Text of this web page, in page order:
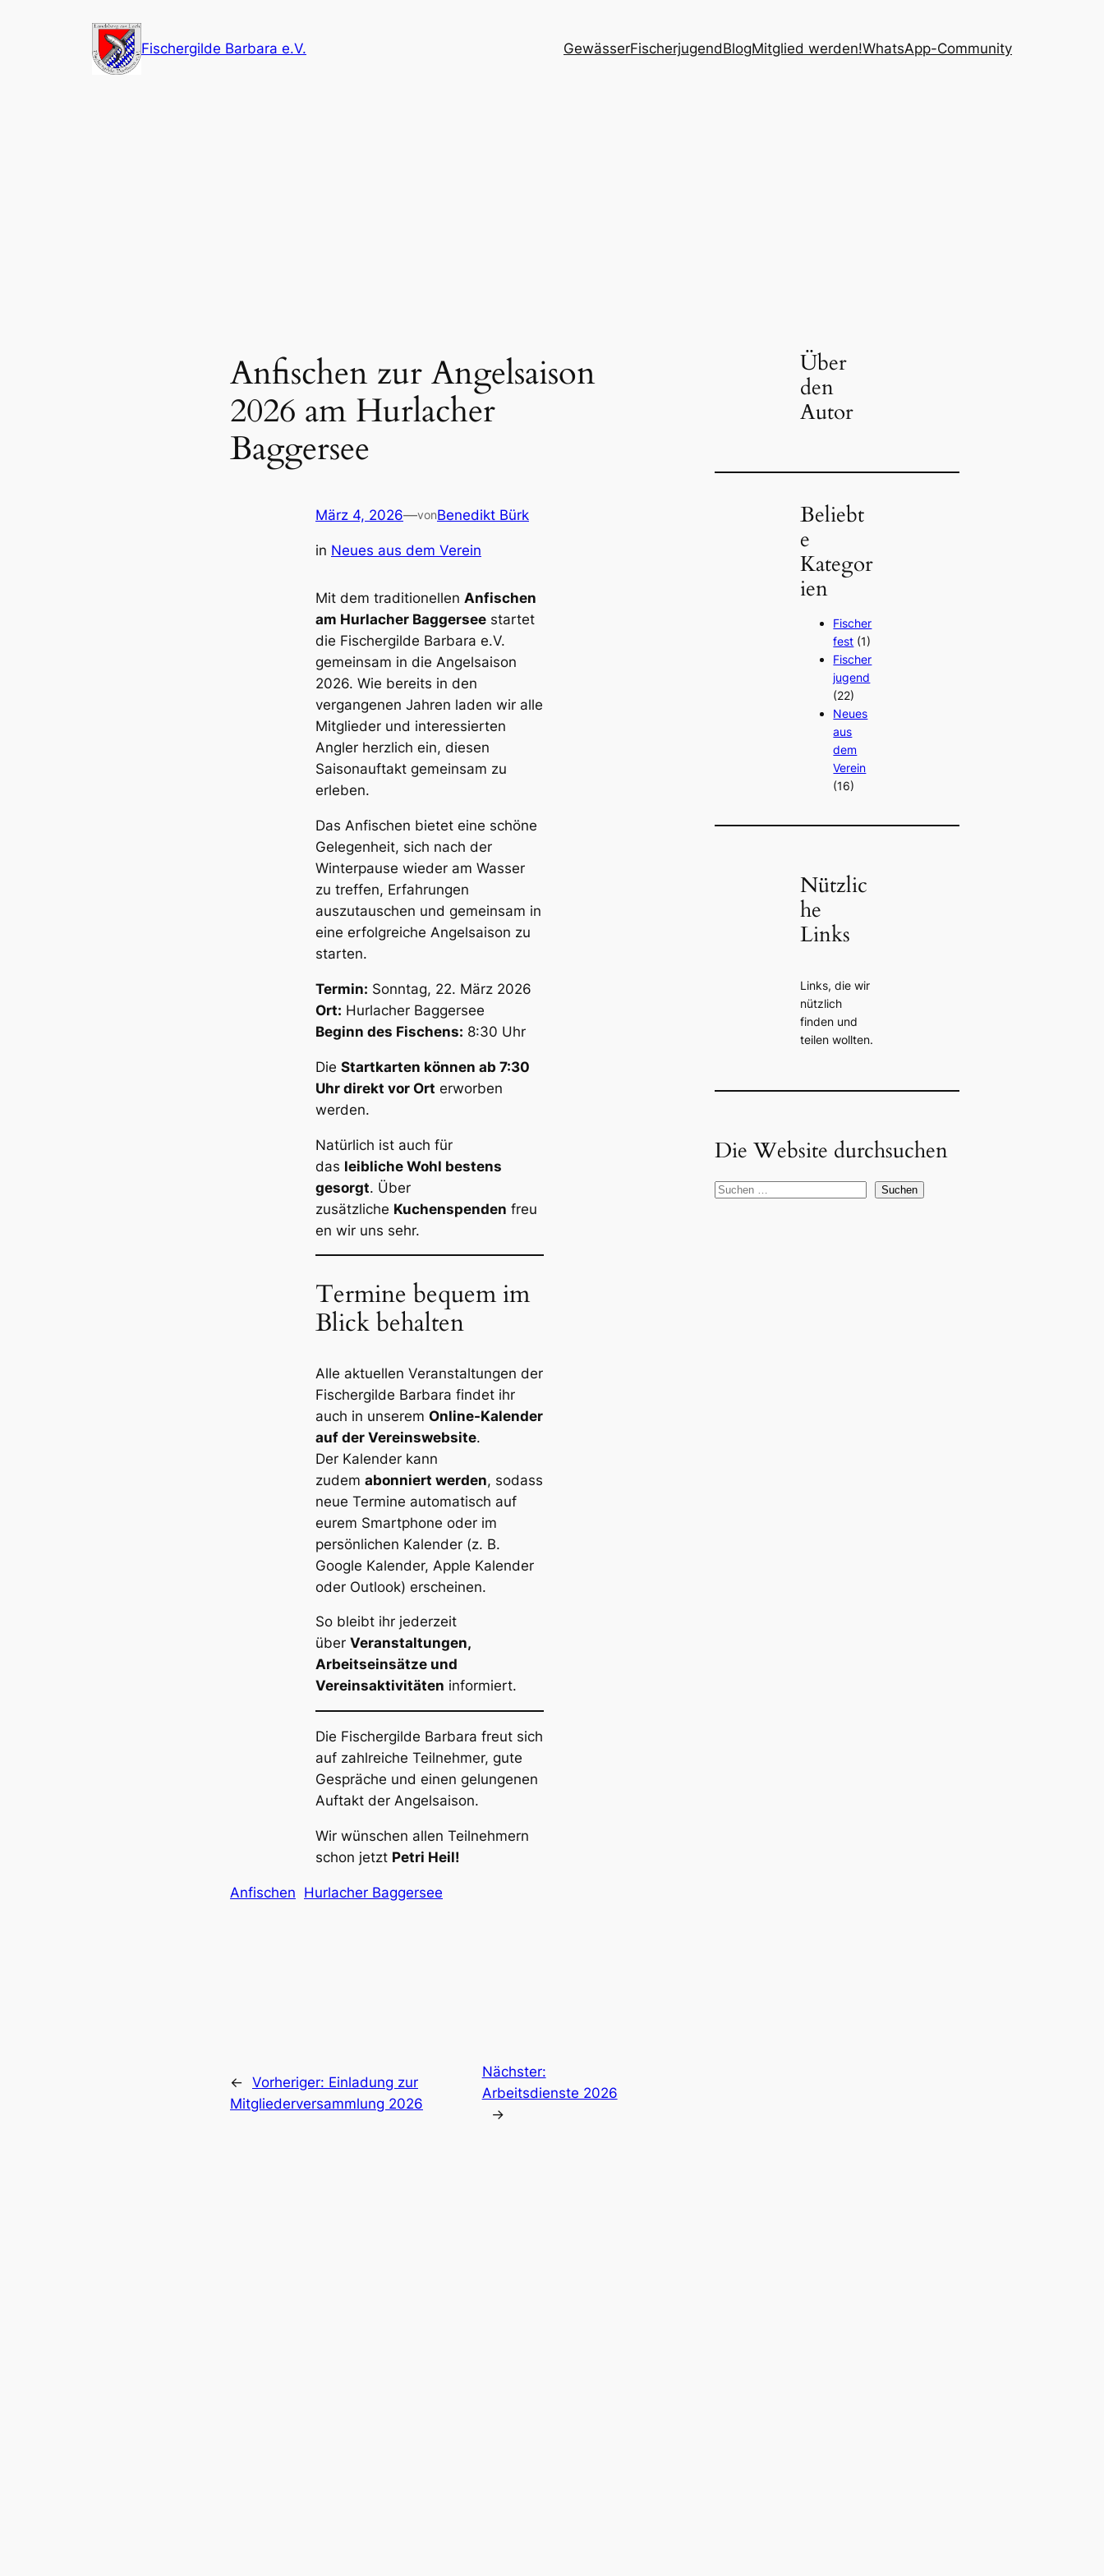
Fischergilde Barbara e.V. GewässerFischerjugendBlogMitglied werden!WhatsApp-Community
Anfischen zur Angelsaison
2026 am Hurlacher
Baggersee
März 4, 2026—vonBenedikt Bürk
in Neues aus dem Verein
Mit dem traditionellen Anfischen
am Hurlacher Baggersee startet
die Fischergilde Barbara e.V.
gemeinsam in die Angelsaison
2026. Wie bereits in den
vergangenen Jahren laden wir alle
Mitglieder und interessierten
Angler herzlich ein, diesen
Saisonauftakt gemeinsam zu
erleben.
Das Anfischen bietet eine schöne
Gelegenheit, sich nach der
Winterpause wieder am Wasser
zu treffen, Erfahrungen
auszutauschen und gemeinsam in
eine erfolgreiche Angelsaison zu
starten.
Termin: Sonntag, 22. März 2026
Ort: Hurlacher Baggersee
Beginn des Fischens: 8:30 Uhr
Die Startkarten können ab 7:30
Uhr direkt vor Ort erworben
werden.
Natürlich ist auch für
das leibliche Wohl bestens
gesorgt. Über
zusätzliche Kuchenspenden freu
en wir uns sehr.
Termine bequem im
Blick behalten
Alle aktuellen Veranstaltungen der
Fischergilde Barbara findet ihr
auch in unserem Online-Kalender
auf der Vereinswebsite.
Der Kalender kann
zudem abonniert werden, sodass
neue Termine automatisch auf
eurem Smartphone oder im
persönlichen Kalender (z. B.
Google Kalender, Apple Kalender
oder Outlook) erscheinen.
So bleibt ihr jederzeit
über Veranstaltungen,
Arbeitseinsätze und
Vereinsaktivitäten informiert.
Die Fischergilde Barbara freut sich
auf zahlreiche Teilnehmer, gute
Gespräche und einen gelungenen
Auftakt der Angelsaison.
Wir wünschen allen Teilnehmern
schon jetzt Petri Heil!
Anfischen Hurlacher Baggersee
← Vorheriger: Einladung zur
Mitgliederversammlung 2026
Nächster:
Arbeitsdienste 2026
→
Über
den
Autor
Beliebt
e
Kategor
ien
Fischer
fest (1)
Fischer
jugend
(22)
Neues
aus
dem
Verein
(16)
Nützlic
he
Links
Links, die wir
nützlich
finden und
teilen wollten.
Die Website durchsuchen
S
Suchen